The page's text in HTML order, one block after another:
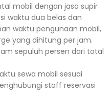
mobil dengan jasa supir
waktu dua belas dan
waktu pengunaan mobil,
yang dihitung per jam.
sepuluh persen dari total
sewa mobil sesuai
staff reservasi